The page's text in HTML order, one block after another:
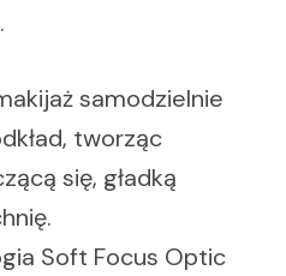
samodzielnie
tworząc
się, gładką
Soft Focus Optic